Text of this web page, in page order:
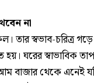
না
তার স্বভাব-চরিত্র
ঘরের স্বাভাবিক
বাজার থেকে এনেই